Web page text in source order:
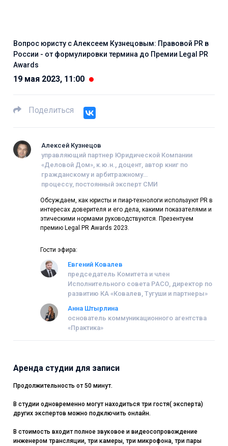
Вопрос юристу с Алексеем Кузнецовым: Правовой PR в
России - от формулировки термина до Премии Legal PR
Awards
19 мая 2023, 11:00
Поделиться
Алексей Кузнецов
управляющий партнер Юридической Компании
«Деловой Дом», к.ю.н., доцент, автор книг по
гражданскому и арбитражному
процессу, постоянный эксперт СМИ
Обсуждаем, как юристы и пиар-технологи используют PR в
интересах доверителя и его дела, какими показателями и
этическими нормами руководствуются. Презентуем
премию Legal PR Awards 2023.
Гости эфира:
Евгений Ковалев
председатель Комитета и член
Исполнительного совета РАСО, директор по
развитию КА «Ковалев, Тугуши и партнеры»
Анна Штырлина
основатель коммуникационного агентства
«Практика»
Аренда студии для записи
Продолжительность от 50 минут.
В студии одновременно могут находиться три гостя( эксперта)
других экспертов можно подключить онлайн.
В стоимость входит полное звуковое и видеосопровождение
инженером трансляции, три камеры, три микрофона, три пары